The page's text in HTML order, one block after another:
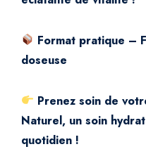
Format pratique –
doseuse
Prenez soin de
Naturel, un soin
quotidien !